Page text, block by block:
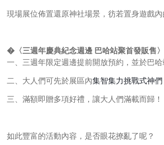
現場展位佈置還原神社場景，彷若置身遊戲
�〈三週年慶典紀念週邊 巴哈站聚首發販售〉
一
三週年限定週邊提前開放預約，並於巴
二、大人們可先於展區內集智集力挑戰式神們
三、滿額即贈多項好禮，讓大人們滿載而歸！
如此豐富的活動內容，是否眼花撩亂了呢？